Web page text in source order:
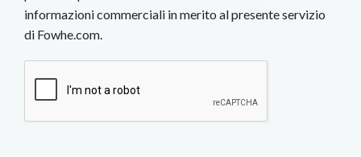
informazioni commerciali in merito al presente servizio
di Fowhe.com.